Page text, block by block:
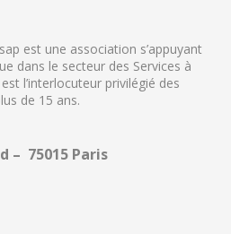
est une association s’appuyant
dans le secteur des Services à
l’interlocuteur privilégié des
de 15 ans.
– 75015 Paris